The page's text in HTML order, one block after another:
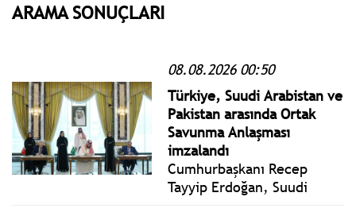
ARAMA SONUÇLARI
08.08.2026 00:50
Türkiye, Suudi Arabistan ve
Pakistan arasında Ortak
Savunma Anlaşması
imzalandı
Cumhurbaşkanı Recep
Tayyip Erdoğan, Suudi